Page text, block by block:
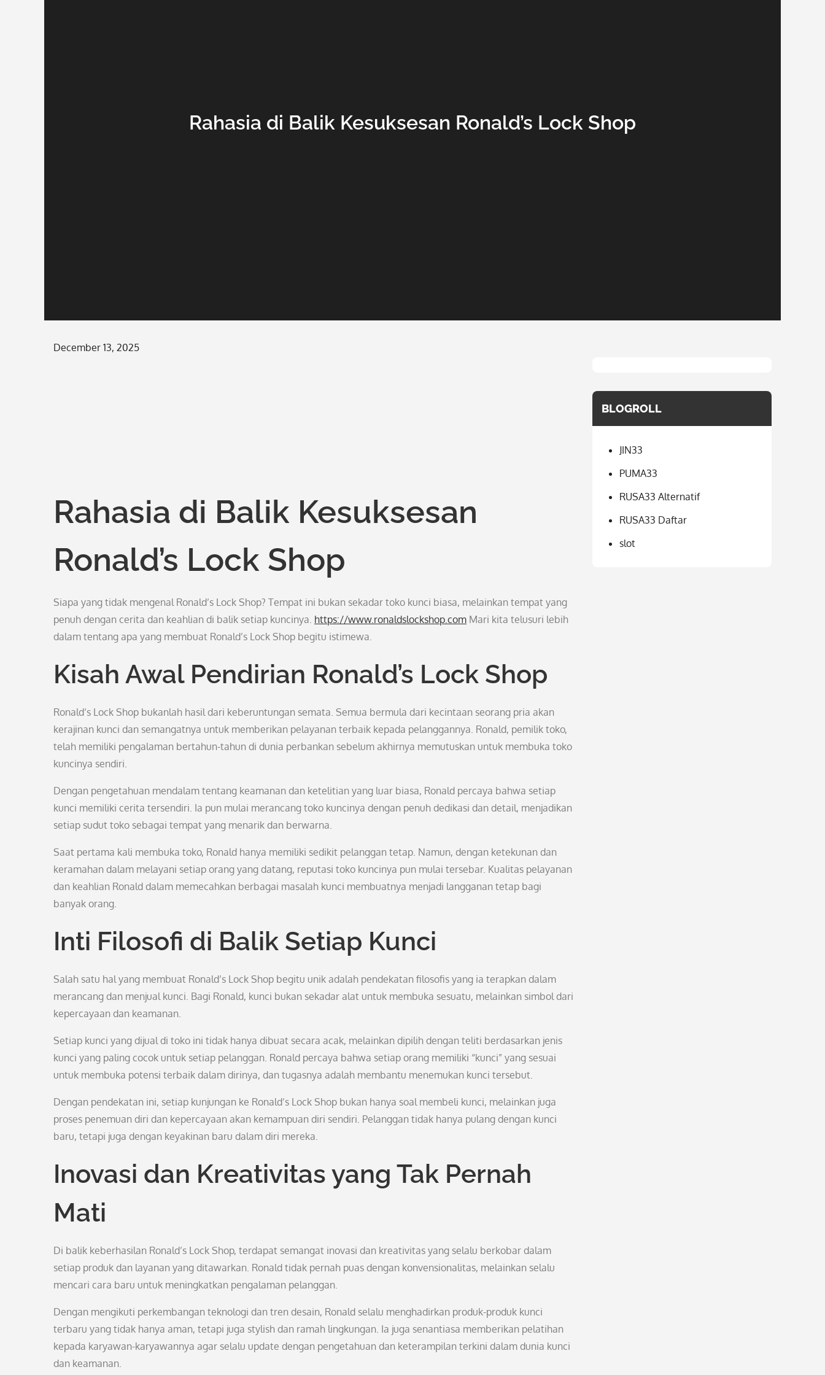
Rahasia di Balik Kesuksesan Ronald’s Lock Shop
Posted
December 13, 2025
Rahasia di Balik Kesuksesan
Ronald’s Lock Shop
Siapa yang tidak mengenal Ronald’s Lock Shop? Tempat ini bukan sekadar toko kunci biasa, melainkan tempat yang
penuh dengan cerita dan keahlian di balik setiap kuncinya. https://www.ronaldslockshop.com Mari kita telusuri lebih
dalam tentang apa yang membuat Ronald’s Lock Shop begitu istimewa.
Kisah Awal Pendirian Ronald’s Lock Shop
Ronald’s Lock Shop bukanlah hasil dari keberuntungan semata. Semua bermula dari kecintaan seorang pria akan
kerajinan kunci dan semangatnya untuk memberikan pelayanan terbaik kepada pelanggannya. Ronald, pemilik toko,
telah memiliki pengalaman bertahun-tahun di dunia perbankan sebelum akhirnya memutuskan untuk membuka toko
kuncinya sendiri.
Dengan pengetahuan mendalam tentang keamanan dan ketelitian yang luar biasa, Ronald percaya bahwa setiap
kunci memiliki cerita tersendiri. Ia pun mulai merancang toko kuncinya dengan penuh dedikasi dan detail, menjadikan
setiap sudut toko sebagai tempat yang menarik dan berwarna.
Saat pertama kali membuka toko, Ronald hanya memiliki sedikit pelanggan tetap. Namun, dengan ketekunan dan
keramahan dalam melayani setiap orang yang datang, reputasi toko kuncinya pun mulai tersebar. Kualitas pelayanan
dan keahlian Ronald dalam memecahkan berbagai masalah kunci membuatnya menjadi langganan tetap bagi
banyak orang.
Inti Filosofi di Balik Setiap Kunci
Salah satu hal yang membuat Ronald’s Lock Shop begitu unik adalah pendekatan filosofis yang ia terapkan dalam
merancang dan menjual kunci. Bagi Ronald, kunci bukan sekadar alat untuk membuka sesuatu, melainkan simbol dari
kepercayaan dan keamanan.
Setiap kunci yang dijual di toko ini tidak hanya dibuat secara acak, melainkan dipilih dengan teliti berdasarkan jenis
kunci yang paling cocok untuk setiap pelanggan. Ronald percaya bahwa setiap orang memiliki “kunci” yang sesuai
untuk membuka potensi terbaik dalam dirinya, dan tugasnya adalah membantu menemukan kunci tersebut.
Dengan pendekatan ini, setiap kunjungan ke Ronald’s Lock Shop bukan hanya soal membeli kunci, melainkan juga
proses penemuan diri dan kepercayaan akan kemampuan diri sendiri. Pelanggan tidak hanya pulang dengan kunci
baru, tetapi juga dengan keyakinan baru dalam diri mereka.
Inovasi dan Kreativitas yang Tak Pernah
Mati
Di balik keberhasilan Ronald’s Lock Shop, terdapat semangat inovasi dan kreativitas yang selalu berkobar dalam
setiap produk dan layanan yang ditawarkan. Ronald tidak pernah puas dengan konvensionalitas, melainkan selalu
mencari cara baru untuk meningkatkan pengalaman pelanggan.
Dengan mengikuti perkembangan teknologi dan tren desain, Ronald selalu menghadirkan produk-produk kunci
terbaru yang tidak hanya aman, tetapi juga stylish dan ramah lingkungan. Ia juga senantiasa memberikan pelatihan
kepada karyawan-karyawannya agar selalu update dengan pengetahuan dan keterampilan terkini dalam dunia kunci
dan keamanan.
BLOGROLL
JIN33
PUMA33
RUSA33 Alternatif
RUSA33 Daftar
slot